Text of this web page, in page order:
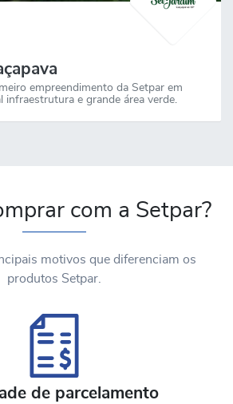
empreendimento da Setpar em
infraestrutura e grande área verde.
com a Setpar?
motivos que diferenciam os
produtos Setpar.
de parcelamento